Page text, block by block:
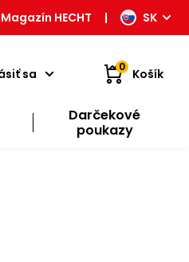
Magazín HECHT | SK
sa 0 Košík
Darčekové
poukazy